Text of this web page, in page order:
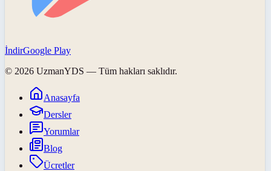
İndirGoogle Play
© 2026 UzmanYDS — Tüm hakları saklıdır.
Anasayfa
Dersler
Yorumlar
Blog
Ücretler